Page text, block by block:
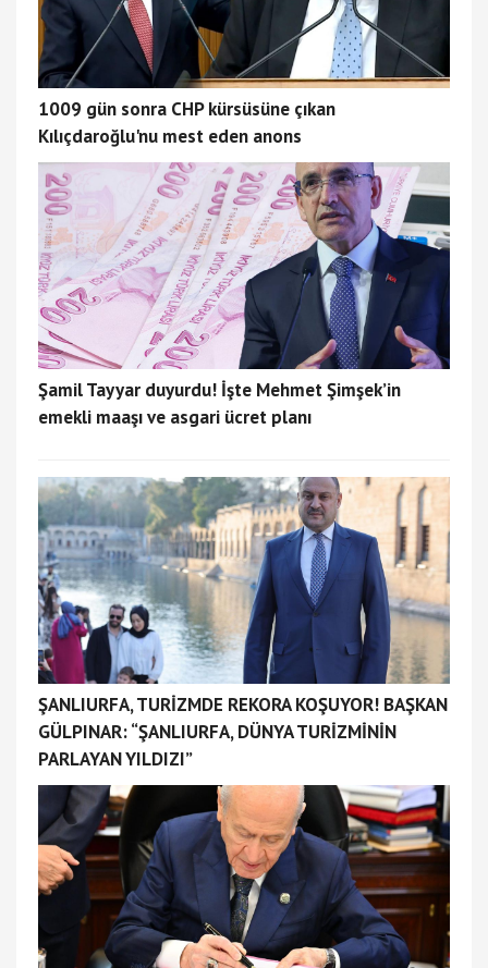
1009 gün sonra CHP kürsüsüne çıkan
Kılıçdaroğlu'nu mest eden anons
Şamil Tayyar duyurdu! İşte Mehmet Şimşek’in
emekli maaşı ve asgari ücret planı
ŞANLIURFA, TURİZMDE REKORA KOŞUYOR! BAŞKAN
GÜLPINAR: “ŞANLIURFA, DÜNYA TURİZMİNİN
PARLAYAN YILDIZI”